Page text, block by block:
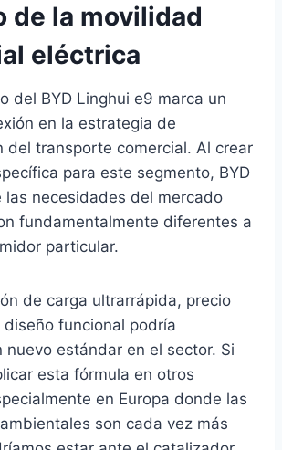
de la movilidad
eléctrica
del BYD Linghui e9 marca un
en la estrategia de
del transporte comercial. Al crear
para este segmento, BYD
las necesidades del mercado
fundamentalmente diferentes a
particular.
de carga ultrarrápida, precio
funcional podría
nuevo estándar en el sector. Si
esta fórmula en otros
en Europa donde las
son cada vez más